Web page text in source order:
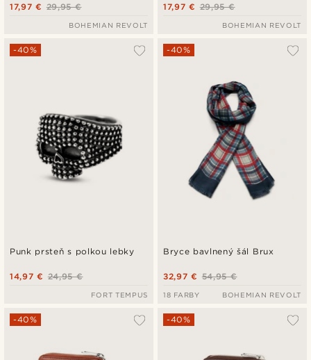
29,95 €
17,97 €
BOHEMIAN REVOLT
29,95 €
17,97 €
BOHEMIAN REVOLT
Punk prsteň s polkou lebky
-40%
24,95 €
14,97 €
FORT TEMPUS
Bryce bavlnený šál Brux
-40%
54,95 €
32,97 €
18 FARBY BOHEMIAN REVOLT
-40% -40%